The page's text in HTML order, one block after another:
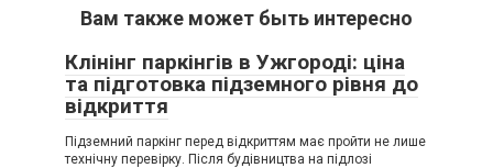
Вам также может быть интересно
Клінінг паркінгів в Ужгороді: ціна
та підготовка підземного рівня до
відкриття
Підземний паркінг перед відкриттям має пройти не лише
технічну перевірку. Після будівництва на підлозі